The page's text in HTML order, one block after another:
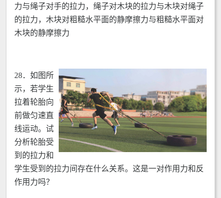
力与绳子对手的拉力，绳子对木块的拉力与木块对绳子
的拉力，木块对粗糙水平面的静摩擦力与粗糙水平面对
木块的静摩擦力
28． 如图所
示，若学生
拉着轮胎向
前做匀速直
线运动。试
分析轮胎受
到的拉力和
学生受到的拉力间存在什么关系。这是一对作用力和反
作用力吗？